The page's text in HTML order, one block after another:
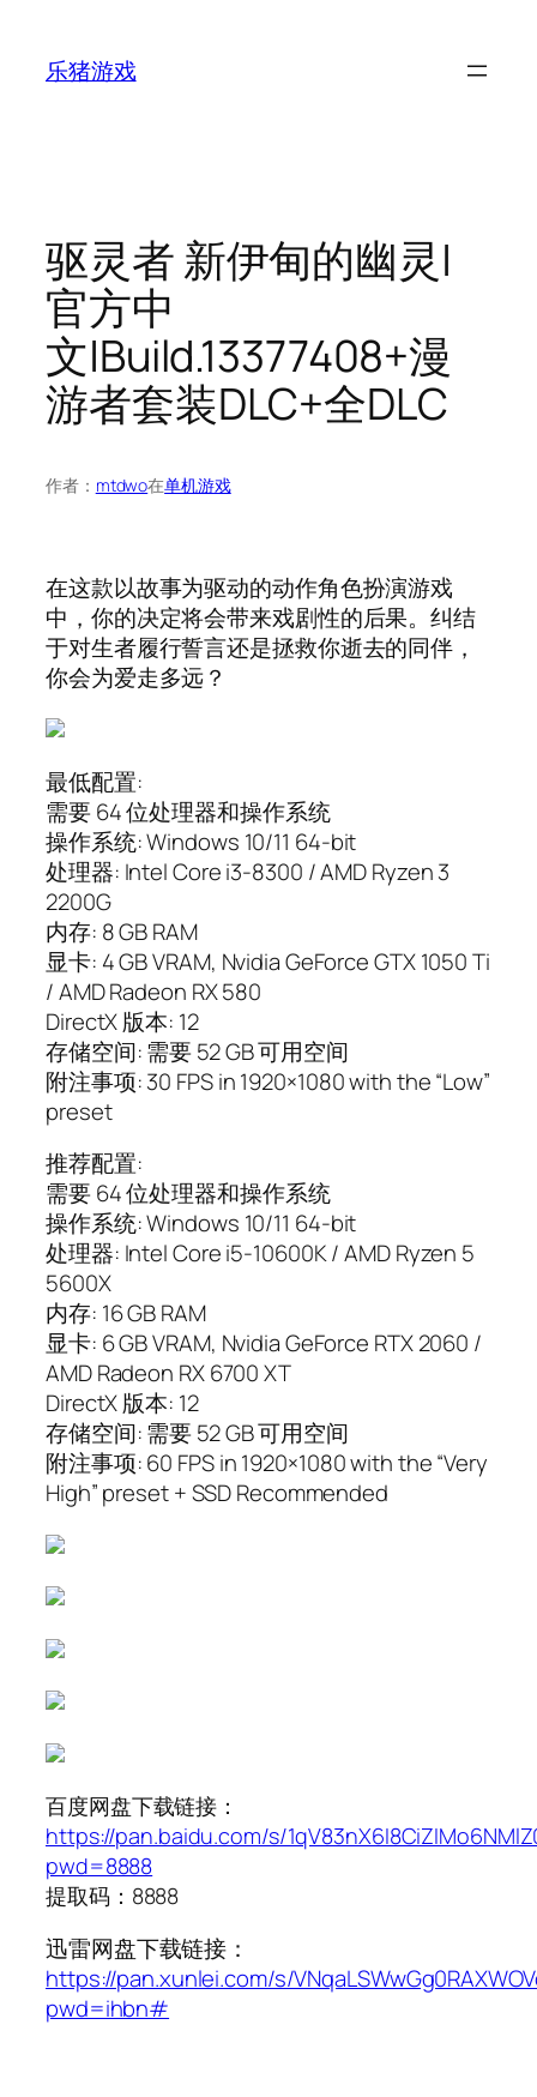
乐猪游戏
驱灵者 新伊甸的幽灵|
官方中
文|Build.13377408+漫
游者套装DLC+全DLC
作者： mtdwo在单机游戏
在这款以故事为驱动的动作角色扮演游戏
中，你的决定将会带来戏剧性的后果。纠结
于对生者履行誓言还是拯救你逝去的同伴，
你会为爱走多远？
最低配置:
需要 64 位处理器和操作系统
操作系统: Windows 10/11 64-bit
处理器: Intel Core i3-8300 / AMD Ryzen 3
2200G
内存: 8 GB RAM
显卡: 4 GB VRAM, Nvidia GeForce GTX 1050 Ti
/ AMD Radeon RX 580
DirectX 版本: 12
存储空间: 需要 52 GB 可用空间
附注事项: 30 FPS in 1920×1080 with the “Low”
preset
推荐配置:
需要 64 位处理器和操作系统
操作系统: Windows 10/11 64-bit
处理器: Intel Core i5-10600K / AMD Ryzen 5
5600X
内存: 16 GB RAM
显卡: 6 GB VRAM, Nvidia GeForce RTX 2060 /
AMD Radeon RX 6700 XT
DirectX 版本: 12
存储空间: 需要 52 GB 可用空间
附注事项: 60 FPS in 1920×1080 with the “Very
High” preset + SSD Recommended
百度网盘下载链接：
https://pan.baidu.com/s/
pwd=8888
提取码：8888
迅雷网盘下载链接：
https://pan.xunlei.com/s/
pwd=ihbn#